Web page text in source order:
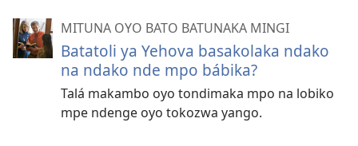
MITUNA OYO BATO BATUNAKA MINGI
Batatoli ya Yehova basakolaka ndako
na ndako nde mpo bábika?
Talá makambo oyo tondimaka mpo na lobiko
mpe ndenge oyo tokozwa yango.